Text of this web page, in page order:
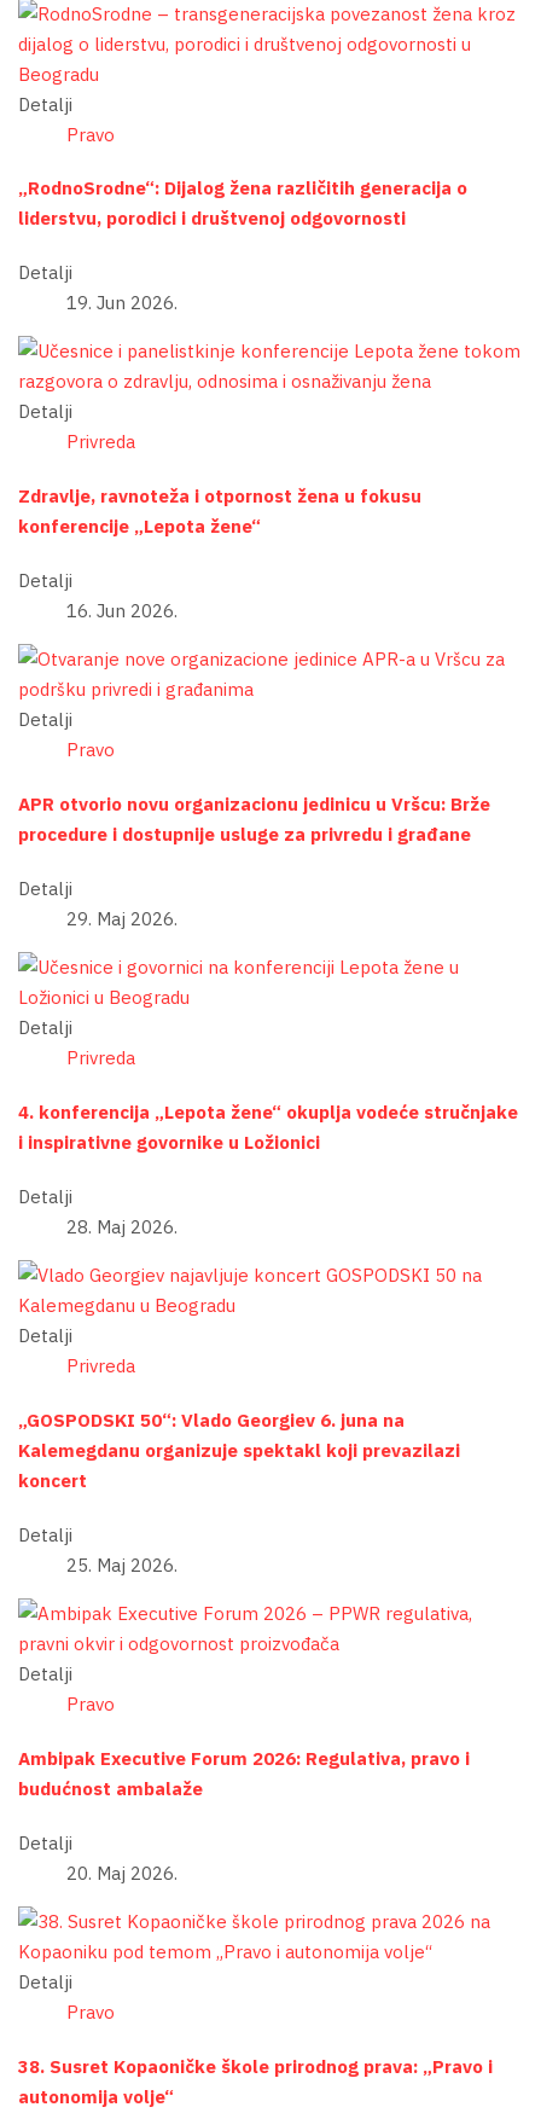
Detalji
Pravo
„RodnoSrodne“: Dijalog žena različitih generacija o
liderstvu, porodici i društvenoj odgovornosti
Detalji
19. Jun 2026.
Detalji
Privreda
Zdravlje, ravnoteža i otpornost žena u fokusu
konferencije „Lepota žene“
Detalji
16. Jun 2026.
Detalji
Pravo
APR otvorio novu organizacionu jedinicu u Vršcu: Brže
procedure i dostupnije usluge za privredu i građane
Detalji
29. Maj 2026.
Detalji
Privreda
4. konferencija „Lepota žene“ okuplja vodeće stručnjake
i inspirativne govornike u Ložionici
Detalji
28. Maj 2026.
Detalji
Privreda
„GOSPODSKI 50“: Vlado Georgiev 6. juna na
Kalemegdanu organizuje spektakl koji prevazilazi
koncert
Detalji
25. Maj 2026.
Detalji
Pravo
Ambipak Executive Forum 2026: Regulativa, pravo i
budućnost ambalaže
Detalji
20. Maj 2026.
Detalji
Pravo
38. Susret Kopaoničke škole prirodnog prava: „Pravo i
autonomija volje“